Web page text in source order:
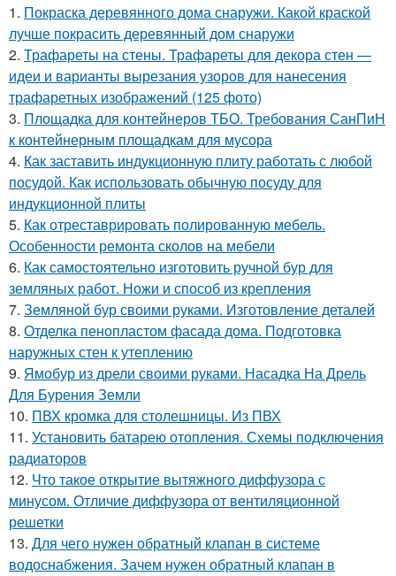
1. Покраска деревянного дома снаружи. Какой краской
лучше покрасить деревянный дом снаружи
2. Трафареты на стены. Трафареты для декора стен —
идеи и варианты вырезания узоров для нанесения
трафаретных изображений (125 фото)
3. Площадка для контейнеров ТБО. Требования СанПиН
к контейнерным площадкам для мусора
4. Как заставить индукционную плиту работать с любой
посудой. Как использовать обычную посуду для
индукционной плиты
5. Как отреставрировать полированную мебель.
Особенности ремонта сколов на мебели
6. Как самостоятельно изготовить ручной бур для
земляных работ. Ножи и способ из крепления
7. Земляной бур своими руками. Изготовление деталей
8. Отделка пенопластом фасада дома. Подготовка
наружных стен к утеплению
9. Ямобур из дрели своими руками. Насадка На Дрель
Для Бурения Земли
10. ПВХ кромка для столешницы. Из ПВХ
11. Установить батарею отопления. Схемы подключения
радиаторов
12. Что такое открытие вытяжного диффузора с
минусом. Отличие диффузора от вентиляционной
решетки
13. Для чего нужен обратный клапан в системе
водоснабжения. Зачем нужен обратный клапан в